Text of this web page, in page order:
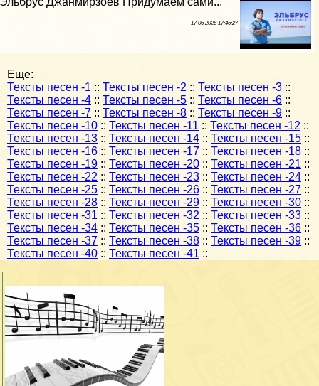
17 06 2026 17:46:27
Еще:
Тексты песен -1 :: Тексты песен -2 :: Тексты песен -3 ::
Тексты песен -4 :: Тексты песен -5 :: Тексты песен -6 ::
Тексты песен -7 :: Тексты песен -8 :: Тексты песен -9 ::
Тексты песен -10 :: Тексты песен -11 :: Тексты песен -12 ::
Тексты песен -13 :: Тексты песен -14 :: Тексты песен -15 ::
Тексты песен -16 :: Тексты песен -17 :: Тексты песен -18 ::
Тексты песен -19 :: Тексты песен -20 :: Тексты песен -21 ::
Тексты песен -22 :: Тексты песен -23 :: Тексты песен -24 ::
Тексты песен -25 :: Тексты песен -26 :: Тексты песен -27 ::
Тексты песен -28 :: Тексты песен -29 :: Тексты песен -30 ::
Тексты песен -31 :: Тексты песен -32 :: Тексты песен -33 ::
Тексты песен -34 :: Тексты песен -35 :: Тексты песен -36 ::
Тексты песен -37 :: Тексты песен -38 :: Тексты песен -39 ::
Тексты песен -40 :: Тексты песен -41 ::